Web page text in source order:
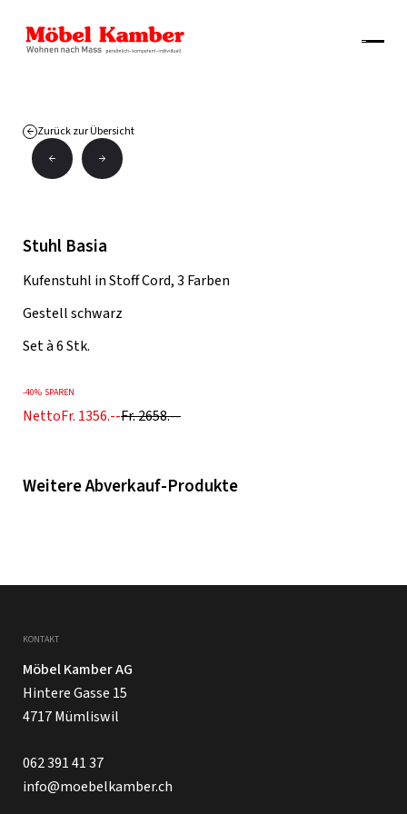
Zurück zur Übersicht
Stuhl Basia
Kufenstuhl in Stoff Cord, 3 Farben
Gestell schwarz
Set à 6 Stk.
-40% SPAREN
NettoFr. 1356.--Fr. 2658.--
Weitere Abverkauf-Produkte
KONTAKT
Möbel Kamber AG
Hintere Gasse 15
4717 Mümliswil
062 391 41 37
info@moebelkamber.ch